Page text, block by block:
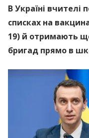
В Україні
списках на
19) й отримають
бригад прямо в